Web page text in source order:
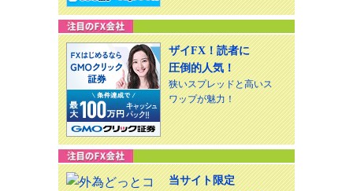
ザイFX！読者に
圧倒的人気！
狭いスプレッドと高いス
ワップが魅力！
当サイト限定